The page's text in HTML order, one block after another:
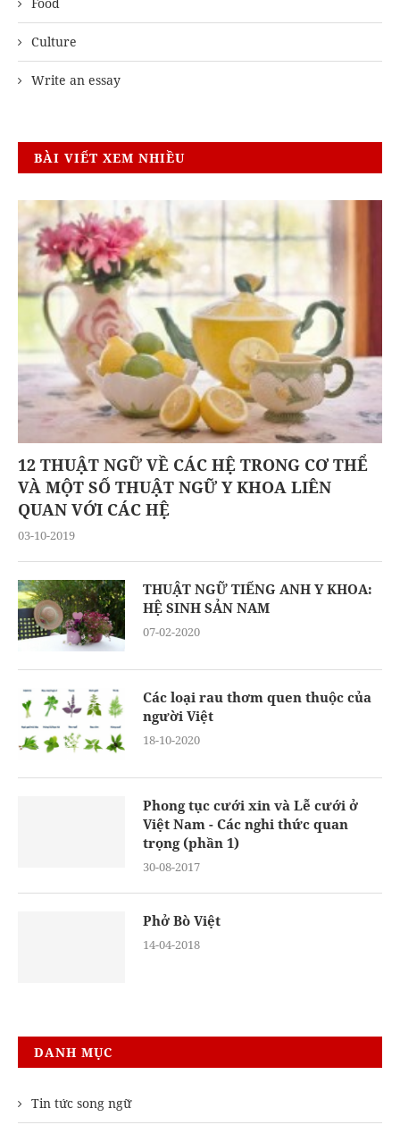
Culture
Write an essay
BÀI VIẾT XEM NHIỀU
12 THUẬT NGỮ VỀ CÁC HỆ TRONG CƠ THỂ
VÀ MỘT SỐ THUẬT NGỮ Y KHOA LIÊN
QUAN VỚI CÁC HỆ
03-10-2019
THUẬT NGỮ TIẾNG ANH Y KHOA:
HỆ SINH SẢN NAM
07-02-2020
Các loại rau thơm quen thuộc của
người Việt
18-10-2020
Phong tục cưới xin và Lễ cưới ở
Việt Nam - Các nghi thức quan
trọng (phần 1)
30-08-2017
Phở Bò Việt
14-04-2018
DANH MỤC
Tin tức song ngữ